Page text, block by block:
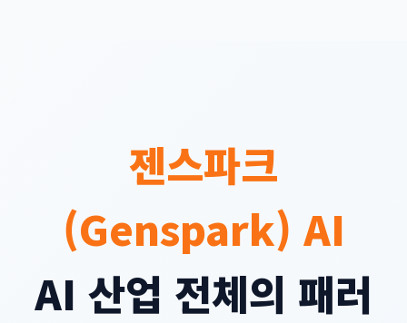
젠스파크
(Genspark) AI
AI 산업 전체의 패러